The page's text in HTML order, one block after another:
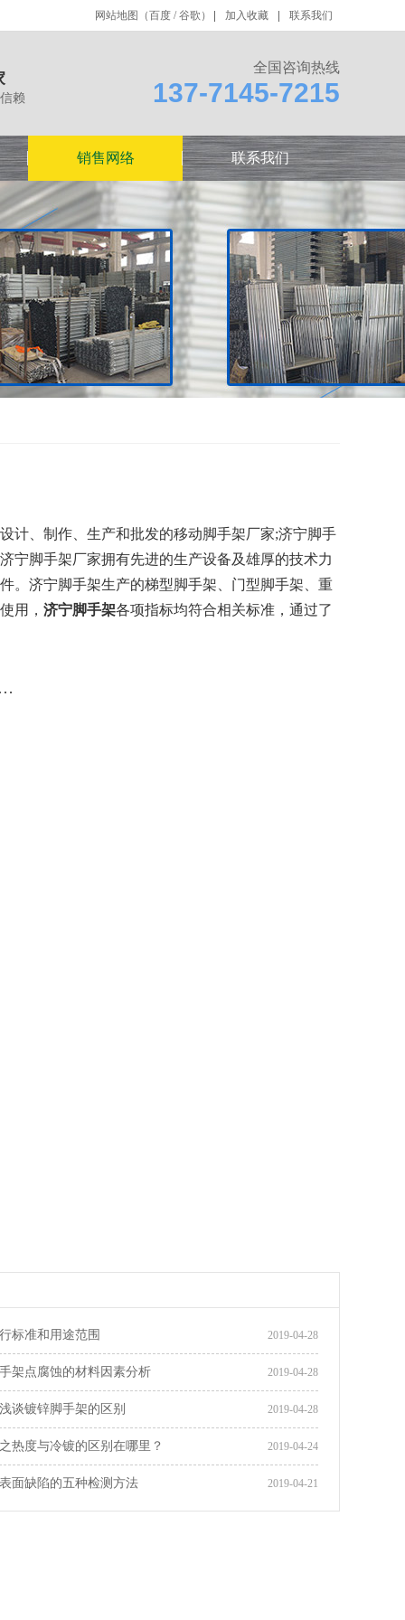
网站地图 （百度 /谷歌 ） 加入收藏 联系我们
赖
全国咨询热线
137-7145-7215
销售网络 联系我们
计、制作、生产和批发的移动脚手架厂家;济宁脚手
宁脚手架厂家拥有先进的生产设备及雄厚的技术力
。济宁脚手架生产的梯型脚手架、门型脚手架、重
用， 济宁脚手架各项指标均符合相关标准，通过了
2019-04-28
标准和用途范围
2019-04-28
架点腐蚀的材料因素分析
2019-04-28
谈镀锌脚手架的区别
2019-04-24
热度与冷镀的区别在哪里？
2019-04-21
面缺陷的五种检测方法